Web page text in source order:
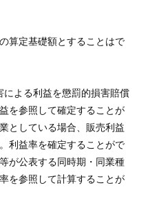
算定基礎額とすることはで
よる利益を懲罰的損害賠償
を参照して確定することが
としている場合、販売利益
利益率を確定することがで
が公表する同時期・同業種
を参照して計算することが